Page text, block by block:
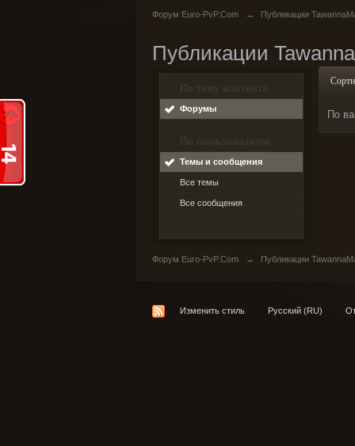
Форум Euro-PvP.Com → Публикации
Публикации
По типу контента
Форумы
По пользователю
Темы и сообщения
Все темы
Все сообщения
По
Форум Euro-PvP.Com → Публикации
Изменить стиль Русский (RU)